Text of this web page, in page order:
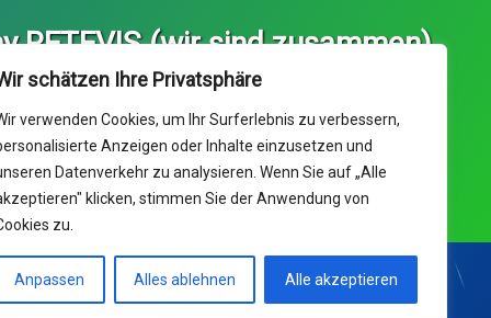
schätzen Ihre Privatsphäre
verwenden Cookies, um Ihr Surferlebnis zu verbessern,
Anzeigen oder Inhalte einzusetzen und
Datenverkehr zu analysieren. Wenn Sie auf „Alle
klicken, stimmen Sie der Anwendung von
zu.
Anpassen Alles ablehnen Alle akzeptieren
RETEVIS (wir sind zusammen)
und Ihr Kaufhaus für
von RETEVIS  (we
Delta Data UG(hb)
Support: Dienstag-Freitag 10:00 - 17:00 Uhr ° 14ct/min
; Mobil max 42ct/min
Support Center KONTAKT und Bestellungen